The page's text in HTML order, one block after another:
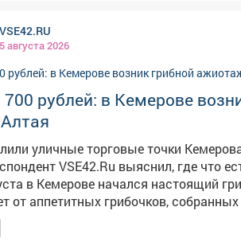
граждан. Предварительная
VSE42.RU
5 августа 2026
700 рублей: в Кемерове
уличные торговые точки
VSE42.Ru выяснил, где что
в Кемерове начался настоящий
от аппетитных грибочков,
на продажу свои
что разбирать лесное лакомство